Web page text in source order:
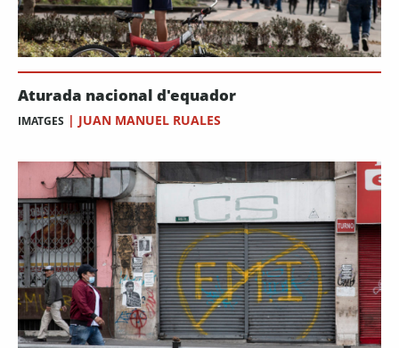
Aturada nacional d'equador
IMATGES | JUAN MANUEL RUALES